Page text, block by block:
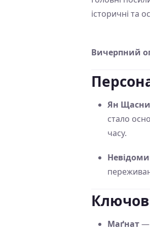
історичні та
Вичерпний
Ян
стало
часу.
Маґнат—